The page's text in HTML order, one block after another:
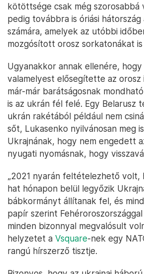
kötöttsége csak még szorosabbá
pedig továbbra is óriási
számára, amelyek az utóbbi
mozgósított orosz sorkatonákat
Ugyanakkor annak ellenére,
valamelyest elősegítette az
már-már barátságosnak
is az ukrán fél felé. Egy Belarusz
ukrán rakétából például nem
sőt, Lukasenko nyilvánosan meg
Ukrajnának, hogy nem engedett
nyugati nyomásnak, hogy
„2021 nyarán feltételezhető volt,
hat hónapon belül legyőzik
bábkormányt állítanak fel, és
papír szerint
minden bizonnyal megvalósult
helyzetet a Vsquare-nek egy
rangú hírszerző tisztje.